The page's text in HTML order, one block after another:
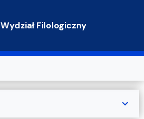
Wydział Filologiczny
expand_more